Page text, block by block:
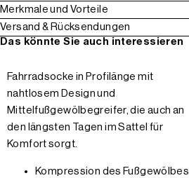
Merkmale und Vorteile
Versand & Rücksendungen
Das könnte Sie auch interessieren
Fahrradsocke in Profilänge mit
nahtlosem Design und
Mittelfußgewölbegreifer, die auch an
den längsten Tagen im Sattel für
Komfort sorgt.
Kompression des Fußgewölbes